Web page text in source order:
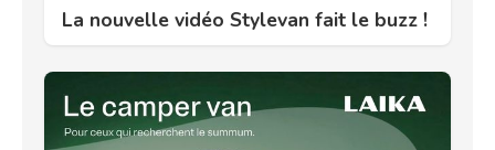
La nouvelle vidéo Stylevan fait le buzz !